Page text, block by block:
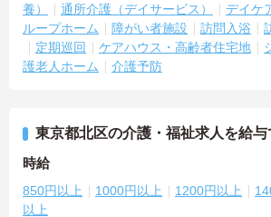
養）
通所介護（デイサービス） デイケ
ループホーム
障がい者施設 訪問入浴
定期巡回
ケアハウス・高齢者住宅地
護老人ホーム
介護予防
東京都北区の介護・福祉求人を給与
時給
850円以上 1000円以上 1200円以上
以上